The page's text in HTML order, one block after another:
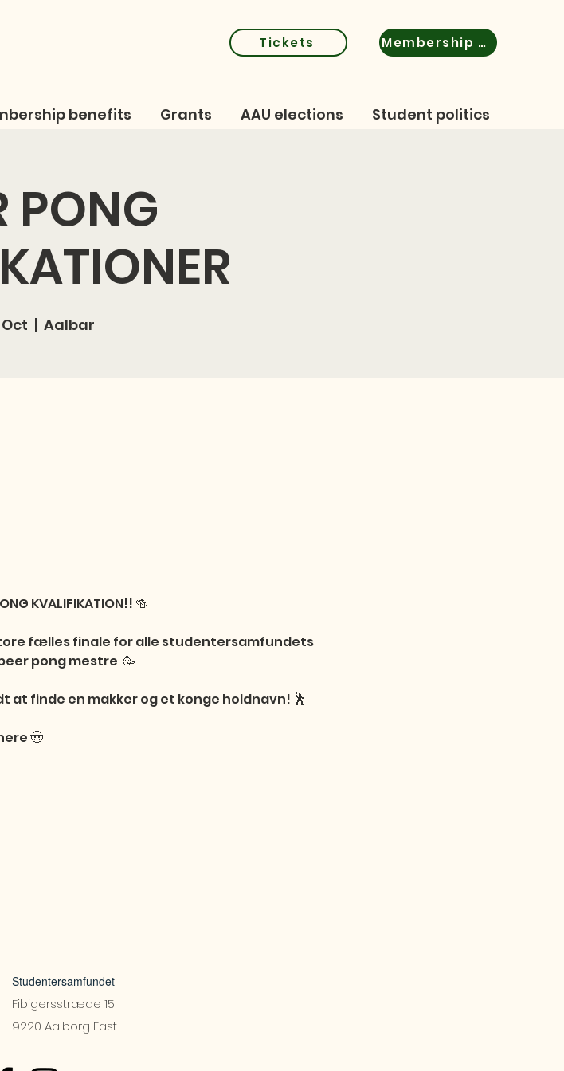
Tickets Membership certificate
benefits Grants AAU elections Student politics
PONG
Oct
  |
Aalbar
KVALIFIKATION!! 🍻
fælles finale for alle studentersamfundets
pong mestre  🥳
at finde en makker og et konge holdnavn! 🕺
🤠
Studentersamfundet
Fibigersstræde 15
9220 Aalborg East